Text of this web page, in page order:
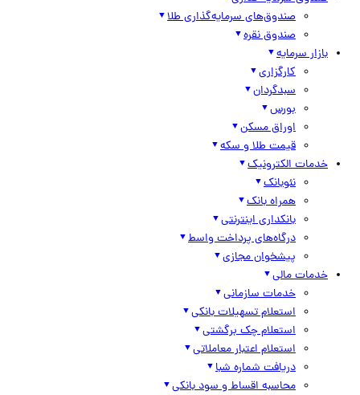
صندوق‌های سرمایه‌گذاری طلا
صندوق نقره
بازار سرمایه
کارگزاری
سبدگردان
بورس
اوراق مسکن
قیمت طلا و سکه
خدمات الکترونیک
نئوبانک
همراه بانک
بانکداری اینترنتی
درگاه‌های پرداخت واسط
پیشخوان مجازی
خدمات مالی
خدمات سازمانی
استعلام تسهیلات بانکی
استعلام چک برگشتی
استعلام اعتبار معاملاتی
دریافت شماره شبا
محاسبه اقساط و سود بانکی